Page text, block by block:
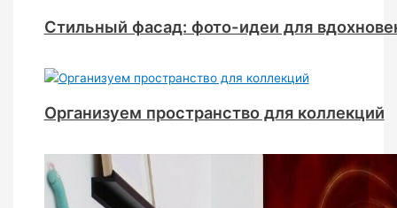
Стильный фасад: фото-идеи для
Организуем пространство для коллекций